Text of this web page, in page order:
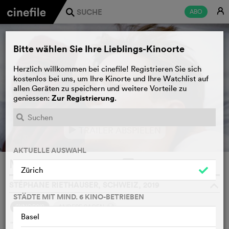
ABO E
j
TRAILER ABSPIELEN
Madame
SYNOPSIS ANDERE SAGEN 3
"Madame" – das ist Caroline, eine alte bourgeoise Dame
Bitte wählen Sie Ihre Lieblings-Kinoorte
Herzlich willkommen bei cinefile! Registrieren Sie sich
kostenlos bei uns, um Ihre Kinorte und Ihre Watchlist auf
allen Geräten zu speichern und weitere Vorteile zu
geniessen: Zur Registrierung.
AKTUELLE AUSWAHL
Zürich
STÄDTE MIT MIND. 6 KINO-BETRIEBEN
Basel